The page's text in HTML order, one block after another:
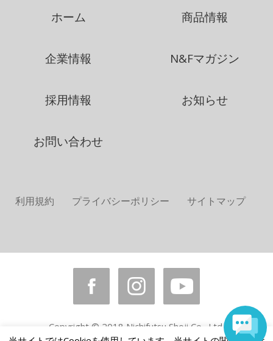
ホーム 商品情報
企業情報 N&Fマガジン
採用情報 お知らせ
お問い合わせ
利用規約 プライバシーポリシー サイトマップ
Copyright © 2018 Nichifutsu Shoji Co., Ltd.